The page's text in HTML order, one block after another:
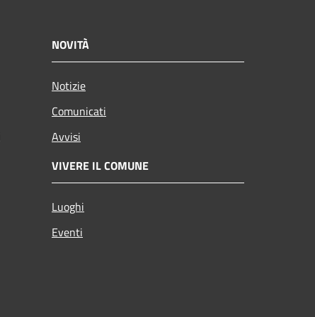
NOVITÀ
Notizie
Comunicati
Avvisi
VIVERE IL COMUNE
Luoghi
Eventi